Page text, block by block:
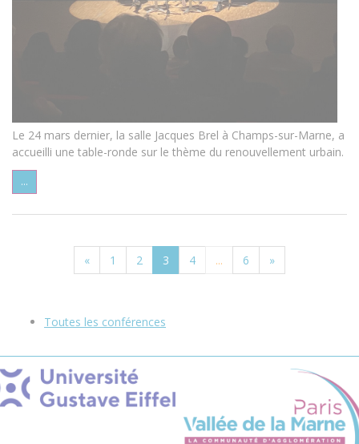
Le 24 mars dernier, la salle Jacques Brel à Champs-sur-Marne, a
accueilli une table-ronde sur le thème du renouvellement urbain.
...
« 1 2 3 4 ... 6 »
Toutes les conférences